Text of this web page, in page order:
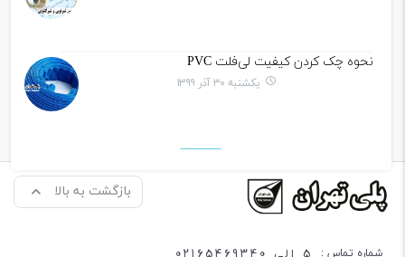
نحوه چک کردن کیفیت لی‌فلت PVC
یکشنبه ۳۰ آذر ۱۳۹۹
بازگشت به بالا
شماره تماس :